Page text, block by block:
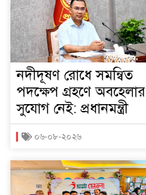
নদীদূষণ রোধে সমন্বিত
পদক্ষেপ গ্রহণে অবহেলার
সুযোগ নেই: প্রধানমন্ত্রী
০৬-০৮-২০২৬